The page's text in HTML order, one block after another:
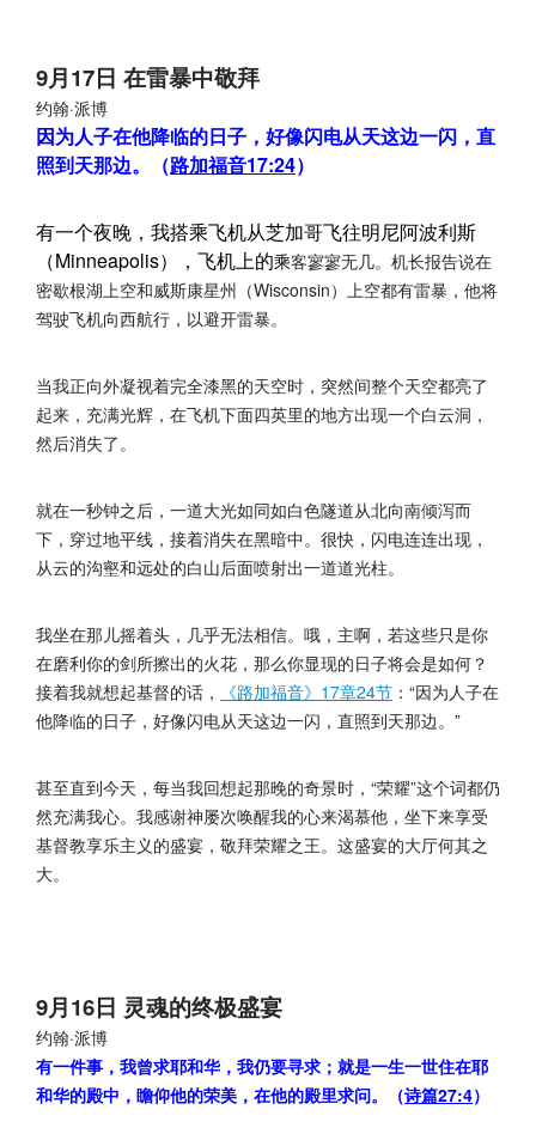
9月17日 在雷暴中敬拜
约翰·派博
因为人子在他降临的日子，好像闪电从天这边一闪，直
照到天那边。（路加福音17:24）
有一个夜晚，我搭乘飞机从芝加哥飞往明尼阿波利斯
（Minneapolis），飞机上的乘客寥寥无几。机长报告说在
密歇根湖上空和威斯康星州（Wisconsin）上空都有雷暴，他将
驾驶飞机向西航行，以避开雷暴。
当我正向外凝视着完全漆黑的天空时，突然间整个天空都亮了
起来，充满光辉，在飞机下面四英里的地方出现一个白云洞，
然后消失了。
就在一秒钟之后，一道大光如同如白色隧道从北向南倾泻而
下，穿过地平线，接着消失在黑暗中。很快，闪电连连出现，
从云的沟壑和远处的白山后面喷射出一道道光柱。
我坐在那儿摇着头，几乎无法相信。哦，主啊，若这些只是你
在磨利你的剑所擦出的火花，那么你显现的日子将会是如何？
接着我就想起基督的话，
《路加福音》17章24节 ：“因为人子在
他降临的日子，好像闪电从天这边一闪，直照到天那边。”
甚至直到今天，每当我回想起那晚的奇景时，“荣耀”这个词都仍
然充满我心。我感谢神屡次唤醒我的心来渴慕他，坐下来享受
基督教享乐主义的盛宴，敬拜荣耀之王。这盛宴的大厅何其之
大。
9月16日 灵魂的终极盛宴
约翰·派博
有一件事，我曾求耶和华，我仍要寻求；就是一生一世住在耶
和华的殿中，瞻仰他的荣美，在他的殿里求问。（诗篇27:4）